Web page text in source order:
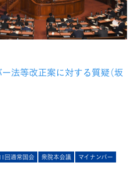
法等改正案に対する質疑（坂
回通常国会 衆院本会議
マイナンバー